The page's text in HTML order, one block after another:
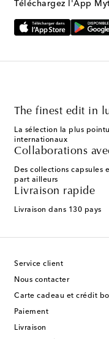
Téléchargez l'App
The finest edit in
La sélection la plus
internationaux
Collaborations
Des collections capsules
part ailleurs
Livraison rapide
Livraison dans 130 pays
Service client
Nous contacter
Carte cadeau et crédit
Paiement
Livraison